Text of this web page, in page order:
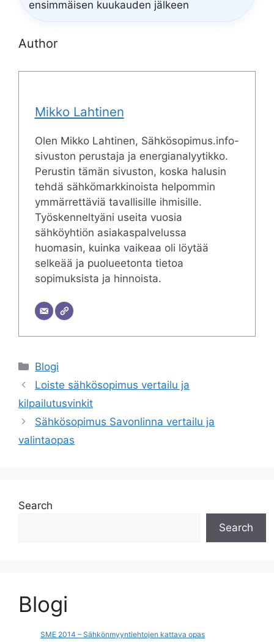
ensimmäisen kuukauden jälkeen
Author
Mikko Lahtinen
Olen Mikko Lahtinen, Sähkösopimus.info-
sivuston perustaja ja energianalyytikko.
Perustin tämän sivuston, koska halusin
tehdä sähkömarkkinoista helpommin
ymmärrettäviä tavallisille ihmisille.
Työskenneltyäni useita vuosia
sähköyhtiön asiakaspalvelussa
huomasin, kuinka vaikeaa oli löytää
selkeää ja puolueetonta tietoa
sopimuksista ja hinnoista.
Categories
Blogi
Loiste sähkösopimus vertailu ja
kilpailutusvinkit
Sähkösopimus Savonlinna vertailu ja
valintaopas
Search
Search
Blogi
SME 2014 – Sähkönmyyntiehtojen kattava opas